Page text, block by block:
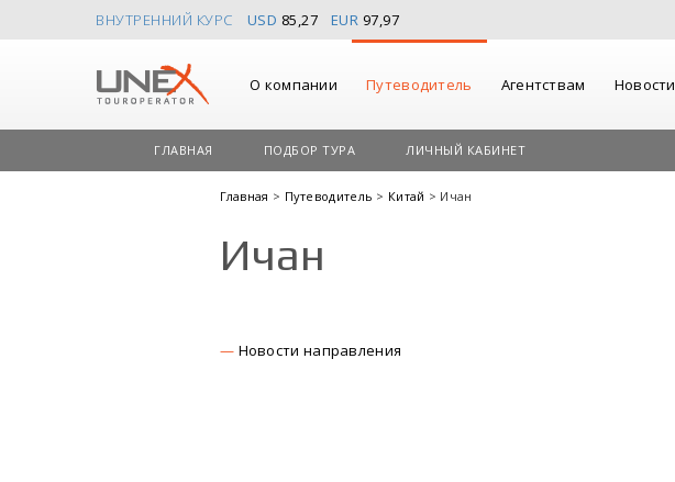
ВНУТРЕННИЙ КУРС USD 85,27 EUR 97,97
О компании Путеводитель Агентствам Новости
ГЛАВНАЯ ПОДБОР ТУРА ЛИЧНЫЙ КАБИНЕТ
Главная > Путеводитель > Китай > Ичан
Ичан
Новости направления